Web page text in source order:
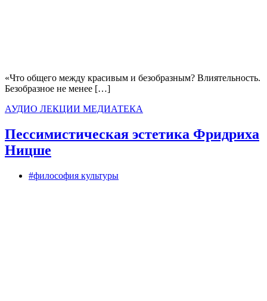
«Что общего между красивым и безобразным? Влиятельность.
Безобразное не менее […]
АУДИО ЛЕКЦИИ МЕДИАТЕКА
Пессимистическая эстетика Фридриха
Ницше
#философия культуры